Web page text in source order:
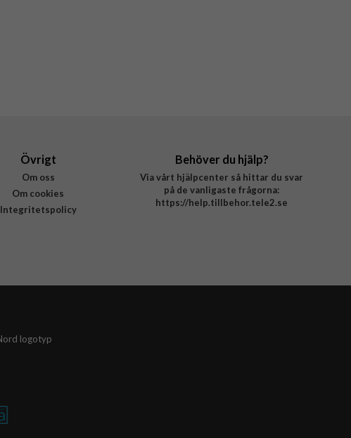
Övrigt
Om oss
Om cookies
Integritetspolicy
Behöver du hjälp?
Via vårt hjälpcenter så hittar du svar
på de vanligaste frågorna:
https://help.tillbehor.tele2.se